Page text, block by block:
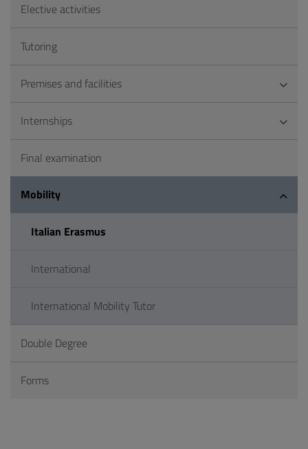
Elective activities
Tutoring
Premises and facilities
Internships
Final examination
Mobility
Italian Erasmus
International
International Mobility Tutor
Double Degree
Forms